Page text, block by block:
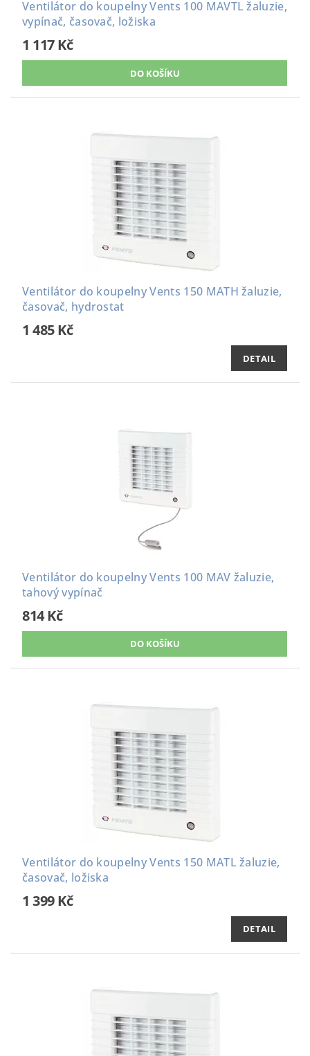
Ventilátor do koupelny Vents 100 MAVTL žaluzie,
vypínač, časovač, ložiska
1 117 Kč
Ventilátor do koupelny Vents 150 MATH žaluzie,
časovač, hydrostat
1 485 Kč
DETAIL
Ventilátor do koupelny Vents 100 MAV žaluzie,
tahový vypínač
814 Kč
Ventilátor do koupelny Vents 150 MATL žaluzie,
časovač, ložiska
1 399 Kč
DETAIL